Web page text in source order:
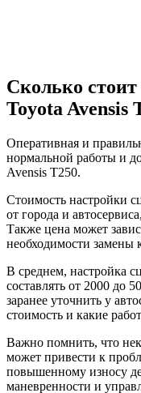
Сколько
Toyota Avensis
Оперативная и
нормальной работы и
Avensis T250.
Стоимость настройки
от города и
Также цена может
необходимости замены
В среднем, настройка
составлять от 2000 до
заранее уточнить у
стоимость и какие
Важно помнить, что
может привести к
повышенному износу
маневренности и